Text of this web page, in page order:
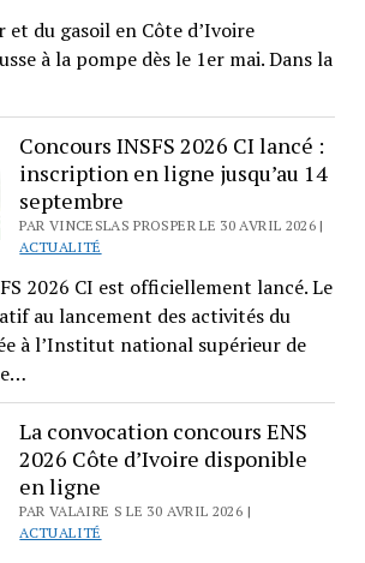
et du gasoil en Côte d’Ivoire
à la pompe dès le 1er mai. Dans la
Concours INSFS 2026 CI lancé :
inscription en ligne jusqu’au 14
septembre
PAR VINCESLAS PROSPER LE 30 AVRIL 2026 |
ACTUALITÉ
2026 CI est officiellement lancé. Le
au lancement des activités du
à l’Institut national supérieur de
La convocation concours ENS
2026 Côte d’Ivoire disponible
en ligne
PAR VALAIRE S LE 30 AVRIL 2026 |
ACTUALITÉ